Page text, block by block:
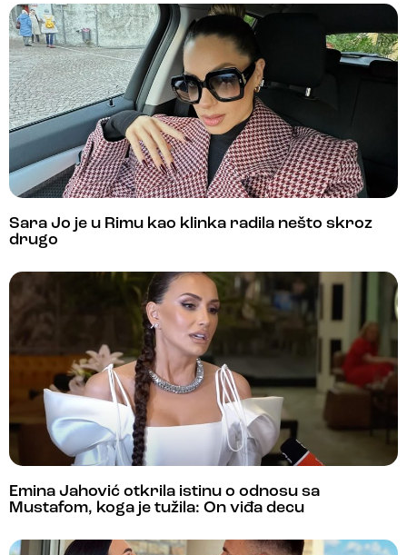
Sara Jo je u Rimu kao klinka radila nešto skroz
drugo
Emina Jahović otkrila istinu o odnosu sa
Mustafom, koga je tužila: On viđa decu